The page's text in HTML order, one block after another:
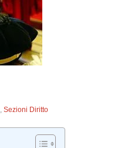
,Sezioni Diritto